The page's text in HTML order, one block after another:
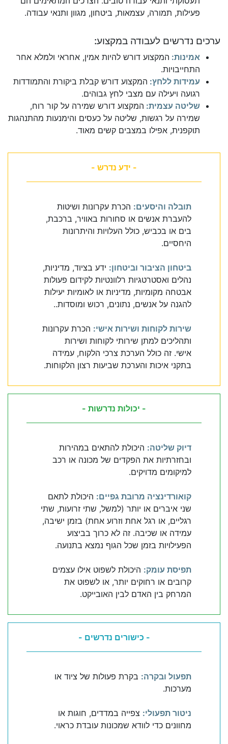
פעילות, תמורה, עצמאות, ביטחון, מגוון ותנאי עבודה.
ערכים נדרשים לעבודה במקצוע:
אמינות: המקצוע דורש להיות אמין, אחראי ולמלא אחר
התחייבויות.
עמידות ללחץ: המקצוע דורש קבלת ביקורת והתמודדות
רגועה ויעילה עם מצבי לחץ גבוהים.
שליטה עצמית: המקצוע דורש שמירה על קור רוח,
שמירה על רגשות, שליטה על כעסים והימנעות מהתנהגות
תוקפנית, אפילו במצבים קשים מאוד.
- ידע נדרש -
תובלה והיסעים: הכרת עקרונות ושיטות
להעברת אנשים או סחורות באוויר, ברכבת,
בים או בכביש, כולל העלויות והיתרונות
היחסיים.
ביטחון הציבור וביטחון: ידע בציוד, מדיניות,
נהלים ואסטרטגיות רלוונטיות לקידום פעולות
אבטחה מקומיות, מדיניות או לאומיות יעילות
להגנה על אנשים, נתונים, רכוש ומוסדות..
שירות לקוחות ושירות אישי: הכרת עקרונות
ותהליכים למתן שירותי לקוחות ושירות
אישי. זה כולל הערכת צרכי הלקוח, עמידה
בתקני איכות והערכת שביעות רצון הלקוחות.
- יכולות נדרשות -
דיוק שליטה: היכולת להתאים במהירות
ובחזרתיות את הפקדים של מכונה או רכב
למיקומים מדויקים.
קואורדינציה מרובת גפיים: היכולת לתאם
שני איברים או יותר (למשל, שתי זרועות, שתי
רגליים, או רגל אחת וזרוע אחת) בזמן ישיבה,
עמידה או שכיבה. זה לא כרוך בביצוע
הפעילויות בזמן שכל הגוף נמצא בתנועה.
תפיסת עומק: היכולת לשפוט אילו עצמים
קרובים או רחוקים יותר, או לשפוט את
המרחק בין האדם לבין האובייקט.
- כישורים נדרשים -
תפעול ובקרה: בקרת פעולות של ציוד או
מערכות.
ניטור תפעולי: צפייה במדדים, חוגות או
מחוונים כדי לוודא שמכונות עובדת כראוי.